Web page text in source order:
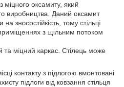
міцного оксамиту, який
виробництва. Даний оксамит
зносостійкість, тому стільці
з щільним потоком
та міцний каркас. Стілець може
контакту з підлогою вмонтовані
підлоги від ковзання стільця